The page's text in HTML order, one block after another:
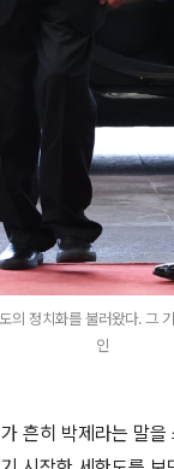
의 정치화를 불러왔다. 그
인
흔히 박제라는 말을